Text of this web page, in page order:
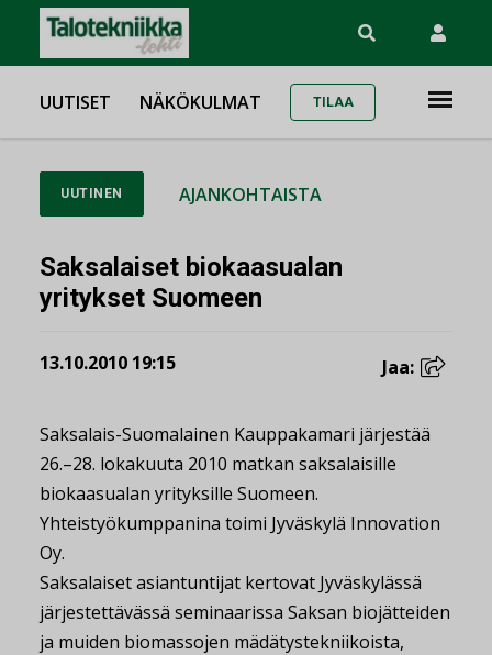
UUTISET NÄKÖKULMAT TILAA
UUTINEN AJANKOHTAISTA
Saksalaiset biokaasualan
yritykset Suomeen
13.10.2010 19:15 Jaa:
Saksalais-Suomalainen Kauppakamari järjestää
26.–28. lokakuuta 2010 matkan saksalaisille
biokaasualan yrityksille Suomeen.
Yhteistyökumppanina toimi Jyväskylä Innovation
Oy.
Saksalaiset asiantuntijat kertovat Jyväskylässä
järjestettävässä seminaarissa Saksan biojätteiden
ja muiden biomassojen mädätystekniikoista,